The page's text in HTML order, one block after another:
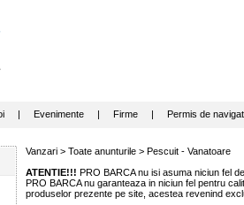
| Evenimente| Firme| Permis de
Vanzari > Toate anunturile> Pescuit - Vanatoare
ATENTIE!!! PRO BARCA nu isi asuma niciun fel
PRO BARCA nu garanteaza in niciun fel pentru
produselor prezente pe site, acestea revenind